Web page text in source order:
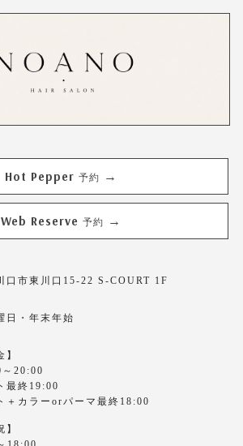
Hot Pepper 予約 →
Web Reserve 予約 →
口市東川口15-22 S-COURT 1F
日・年末年始
】
～20:00
最終19:00
＋カラーorパーマ最終18:00
】